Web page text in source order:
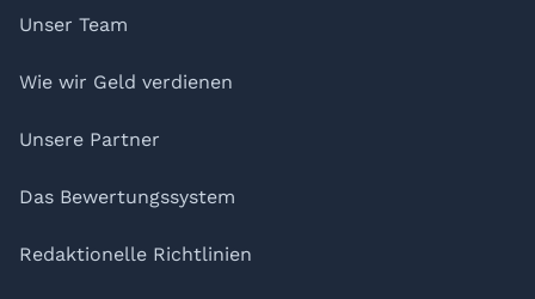
Unser Team
Wie wir Geld verdienen
Unsere Partner
Das Bewertungssystem
Redaktionelle Richtlinien